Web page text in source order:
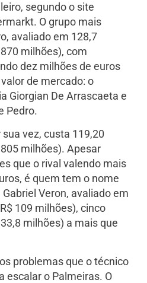
segundo o site
O grupo mais
avaliado em 128,7
milhões), com
dez milhões de euros
de mercado: o
Giorgian De Arrascaeta e
Pedro.
vez, custa 119,20
milhões). Apesar
que o rival valendo mais
é quem tem o nome
Veron, avaliado em
109 milhões), cinco
milhões) a mais que
problemas que o técnico
escalar o Palmeiras. O